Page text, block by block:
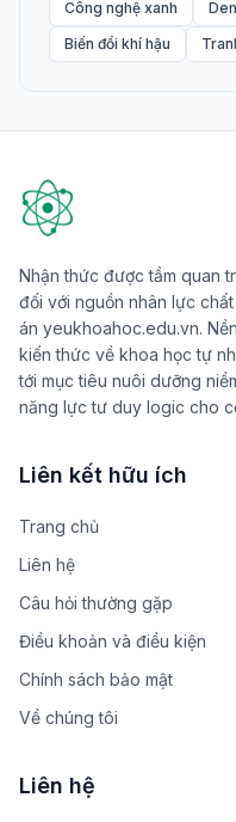
Công nghệ xanh
Biến đổi khí hậu
Nhận thức được tầm quan
đối với nguồn nhân lực
án yeukhoahoc.edu.vn.
kiến thức về khoa học tự
tới mục tiêu nuôi dưỡng
năng lực tư duy logic cho
Liên kết hữu ích
Trang chủ
Liên hệ
Câu hỏi thường gặp
Điều khoản và điều kiện
Chính sách bảo mật
Về chúng tôi
Liên hệ